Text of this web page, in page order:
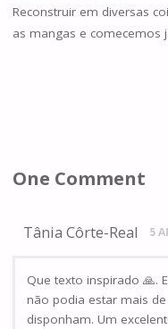
Reconstruir em diversas
as mangas e comecemos
One Comment
Tânia Côrte-Real 5
Que texto inspirado 🙏.
não podia estar mais
disponham. Um